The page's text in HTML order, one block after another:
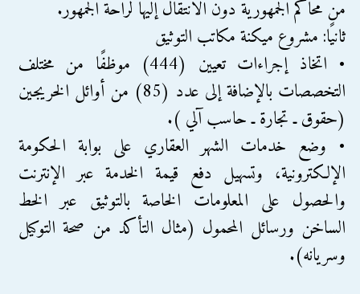
من محاكم الجمهورية دون الانتقال إليها لراحة الجمهور.
ثانيًا: مشروع ميكنة مكاتب التوثيق
• اتخاذ إجراءات تعيين (444) موظفًا من مختلف
التخصصات بالإضافة إلى عدد (85) من أوائل الخريجين
(حقوق ـ تجارة ـ حاسب آلي ).
• وضع خدمات الشهر العقاري على بوابة الحكومة
الإلكترونية، وتسهيل دفع قيمة الخدمة عبر الإنترنت
والحصول على المعلومات الخاصة بالتوثيق عبر الخط
الساخن ورسائل المحمول (مثال التأكد من صحة التوكيل
وسريانه).